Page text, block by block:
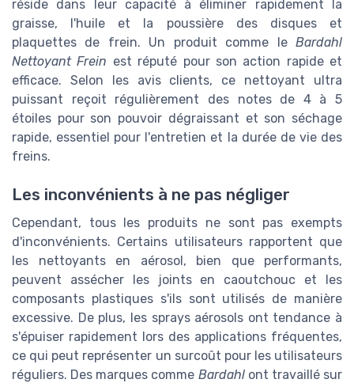
réside dans leur capacité à éliminer rapidement la
graisse, l'huile et la poussière des disques et
plaquettes de frein. Un produit comme le Bardahl
Nettoyant Frein est réputé pour son action rapide et
efficace. Selon les avis clients, ce nettoyant ultra
puissant reçoit régulièrement des notes de 4 à 5
étoiles pour son pouvoir dégraissant et son séchage
rapide, essentiel pour l'entretien et la durée de vie des
freins.
Les inconvénients à ne pas négliger
Cependant, tous les produits ne sont pas exempts
d'inconvénients. Certains utilisateurs rapportent que
les nettoyants en aérosol, bien que performants,
peuvent assécher les joints en caoutchouc et les
composants plastiques s'ils sont utilisés de manière
excessive. De plus, les sprays aérosols ont tendance à
s'épuiser rapidement lors des applications fréquentes,
ce qui peut représenter un surcoût pour les utilisateurs
réguliers. Des marques comme Bardahlont travaillé sur